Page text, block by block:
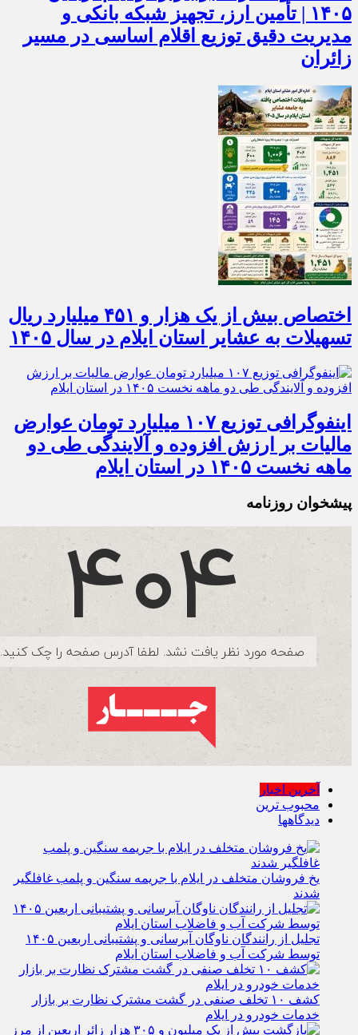
مدیریت دقیق توزیع اقلام اساسی در مسیر
زائران
تسهیلات به عشایر استان ایلام در سال ۱۴۰۵
مالیات بر ارزش افزوده و آلایندگی طی دو
ماهه نخست ۱۴۰۵ در استان ایلام
محبوب ترین
دیدگاهها
یخ‌ فروشان متخلف در ایلام با جریمه سنگین و پلمب غافلگیر
شدند
توسط شرکت آب و فاضلاب استان ایلام
کشف ۱۰ تخلف صنفی در گشت مشترک نظارت بر بازار
خدمات خودرو در ایلام